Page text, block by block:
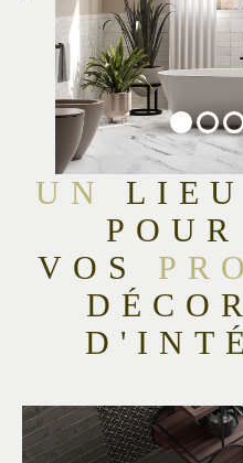
UN
VOS